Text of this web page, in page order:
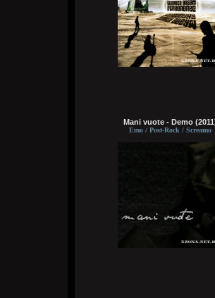
typical crabs
Вчера в 18:20:13
залейте лок дога. раньше дико
доставлял. узнал слушая
Вчера в 17:32:03
Официально заявляю, мать
геймдизайнера The Evil Within
Меня пися скоро умрет, эх
Mani vuote - Demo
Emo / Post-Rock / Screamo